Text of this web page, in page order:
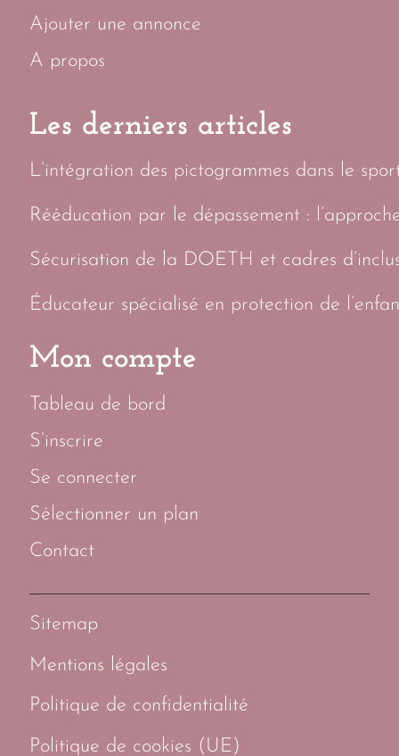
Ajouter une annonce
A propos
Les derniers articles
L’intégration des pictogrammes dans le
Rééducation par le dépassement :
Sécurisation de la DOETH et cadres
Éducateur spécialisé en protection de
Mon compte
Tableau de bord
S’inscrire
Se connecter
Sélectionner un plan
Contact
Sitemap
Mentions légales
Politique de confidentialité
Politique de cookies (UE)